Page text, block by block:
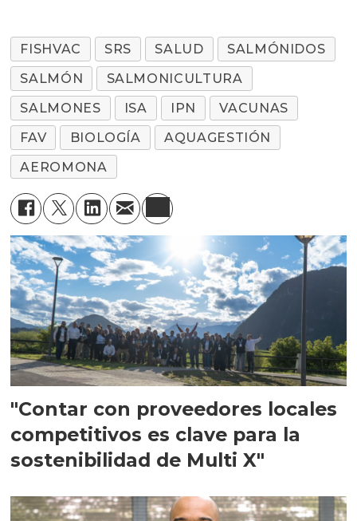
FISHVAC SRS SALUD
SALMÓNIDOS
SALMÓN
SALMONICULTURA
SALMONES
ISA IPN
VACUNAS
FAV
BIOLOGÍA
AQUAGESTIÓN
AEROMONA
"Contar con proveedores locales
competitivos es clave para la
sostenibilidad de Multi X"